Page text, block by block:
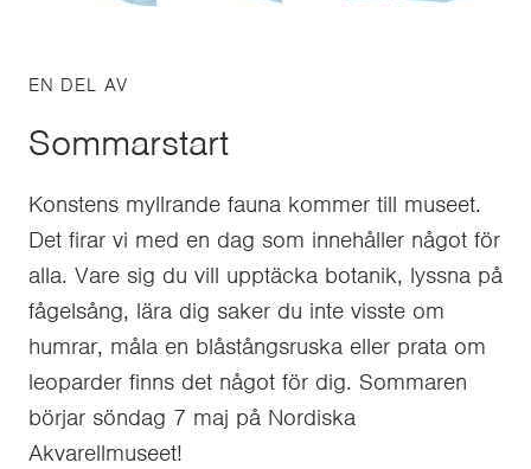
EN DEL AV
Sommarstart
Konstens myllrande fauna kommer till museet.
Det firar vi med en dag som innehåller något för
alla. Vare sig du vill upptäcka botanik, lyssna på
fågelsång, lära dig saker du inte visste om
humrar, måla en blåstångsruska eller prata om
leoparder finns det något för dig. Sommaren
börjar söndag 7 maj på Nordiska
Akvarellmuseet!